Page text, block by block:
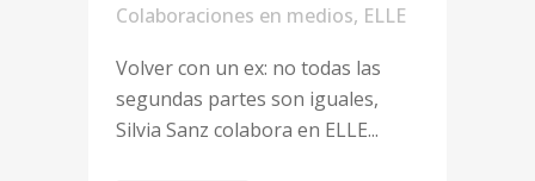
Colaboraciones en medios, ELLE
Volver con un ex: no todas las
segundas partes son iguales,
Silvia Sanz colabora en ELLE...